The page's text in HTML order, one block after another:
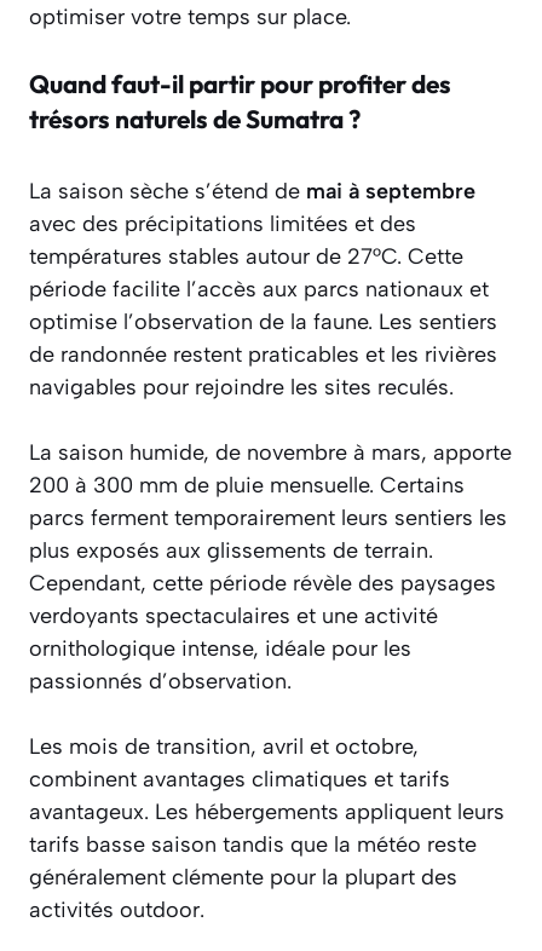
optimiser votre temps sur place.
Quand faut-il partir pour profiter des
trésors naturels de Sumatra ?
La saison sèche s’étend de mai à septembre
avec des précipitations limitées et des
températures stables autour de 27°C. Cette
période facilite l’accès aux parcs nationaux et
optimise l’observation de la faune. Les sentiers
de randonnée restent praticables et les rivières
navigables pour rejoindre les sites reculés.
La saison humide, de novembre à mars, apporte
200 à 300 mm de pluie mensuelle. Certains
parcs ferment temporairement leurs sentiers les
plus exposés aux glissements de terrain.
Cependant, cette période révèle des paysages
verdoyants spectaculaires et une activité
ornithologique intense, idéale pour les
passionnés d’observation.
Les mois de transition, avril et octobre,
combinent avantages climatiques et tarifs
avantageux. Les hébergements appliquent leurs
tarifs basse saison tandis que la météo reste
généralement clémente pour la plupart des
activités outdoor.